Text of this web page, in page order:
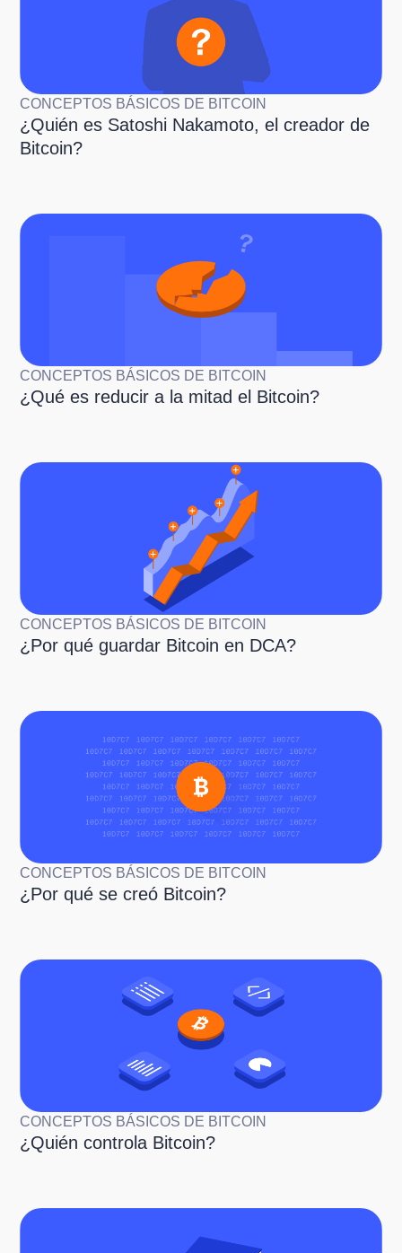
CONCEPTOS BÁSICOS DE BITCOIN
¿Quién es Satoshi Nakamoto, el creador de
Bitcoin?
CONCEPTOS BÁSICOS DE BITCOIN
¿Qué es reducir a la mitad el Bitcoin?
CONCEPTOS BÁSICOS DE BITCOIN
¿Por qué guardar Bitcoin en DCA?
CONCEPTOS BÁSICOS DE BITCOIN
¿Por qué se creó Bitcoin?
CONCEPTOS BÁSICOS DE BITCOIN
¿Quién controla Bitcoin?